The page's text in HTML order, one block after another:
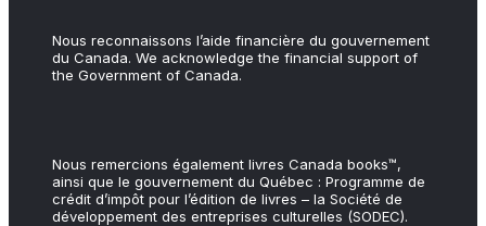
Nous reconnaissons l’aide financière du gouvernement
du Canada. We acknowledge the financial support of
the Government of Canada.
Nous remercions également livres Canada books™,
ainsi que le gouvernement du Québec : Programme de
crédit d’impôt pour l’édition de livres – la Société de
développement des entreprises culturelles (SODEC).